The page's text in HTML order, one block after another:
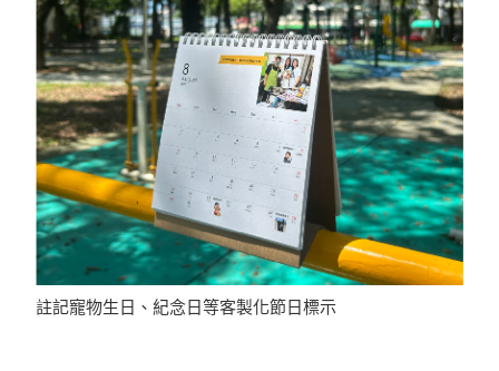
註記寵物生日、紀念日等客製化節日標示